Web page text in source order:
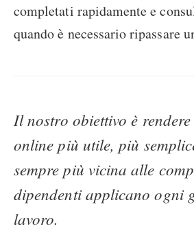
completati rapidamente e
quando è necessario ripassare
Il nostro obiettivo è
online più utile, più
sempre più vicina alle
dipendenti applicano ogni
lavoro.